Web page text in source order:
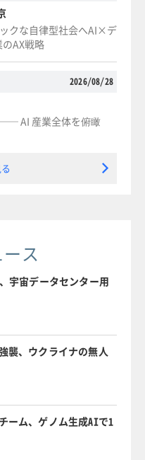
クな自律型社会へAI×デ
AX戦略
2026/08/28
AI 産業全体を俯瞰
ス
宇宙データセンター用
襲、ウクライナの無人
ーム、ゲノム生成AIで1